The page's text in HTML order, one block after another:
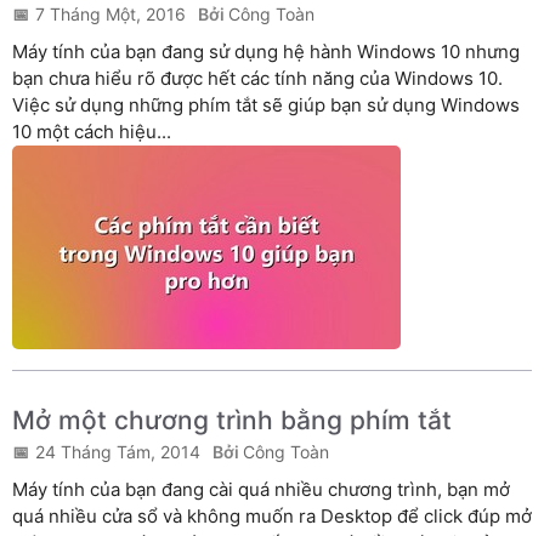
7 Tháng Một, 2016 Công Toàn
Máy tính của bạn đang sử dụng hệ hành Windows 10 nhưng
bạn chưa hiểu rõ được hết các tính năng của Windows 10.
Việc sử dụng những phím tắt sẽ giúp bạn sử dụng Windows
10 một cách hiệu...
Mở một chương trình bằng phím tắt
24 Tháng Tám, 2014 Công Toàn
Máy tính của bạn đang cài quá nhiều chương trình, bạn mở
quá nhiều cửa sổ và không muốn ra Desktop để click đúp mở